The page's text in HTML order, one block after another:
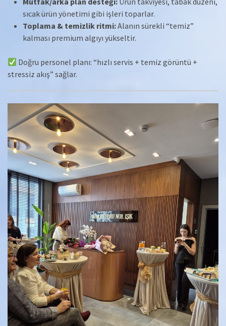
sıcak ürün yönetimi gibi işleri toparlar.
Toplama & temizlik ritmi:Alanın sürekli “temiz”
kalması premium algıyı yükseltir.
Doğru personel planı: “hızlı servis + temiz görüntü +
stressiz akış” sağlar.